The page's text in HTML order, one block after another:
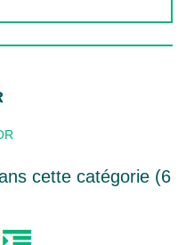
cette catégorie (6